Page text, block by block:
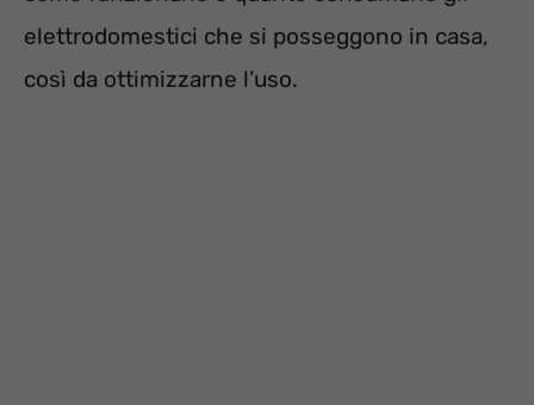
elettrodomestici che si posseggono in casa,
così da ottimizzarne l’uso.